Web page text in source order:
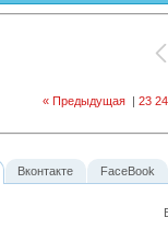
« Предыдущая | 23 24
Вконтакте FaceBook